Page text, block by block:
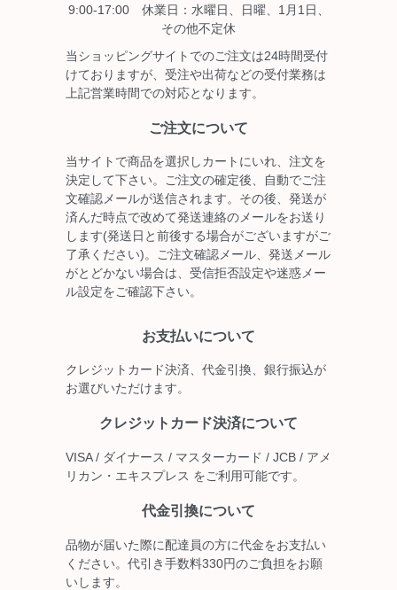
9:00-17:00 休業日：水曜日、日曜、1月1日、
その他不定休
当ショッピングサイトでのご注文は24時間受付
けておりますが、受注や出荷などの受付業務は
上記営業時間での対応となります。
ご注文について
当サイトで商品を選択しカートにいれ、注文を
決定して下さい。ご注文の確定後、自動でご注
文確認メールが送信されます。その後、発送が
済んだ時点で改めて発送連絡のメールをお送り
します(発送日と前後する場合がございますがご
了承ください)。ご注文確認メール、発送メール
がとどかない場合は、受信拒否設定や迷惑メー
ル設定をご確認下さい。
お支払いについて
クレジットカード決済、代金引換、銀行振込が
お選びいただけます。
クレジットカード決済について
VISA / ダイナース / マスターカード / JCB / アメ
リカン・エキスプレス をご利用可能です。
代金引換について
品物が届いた際に配達員の方に代金をお支払い
ください。代引き手数料330円のご負担をお願
いします。